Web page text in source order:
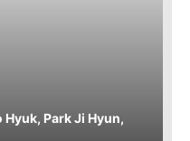
Park Ji Hyun,